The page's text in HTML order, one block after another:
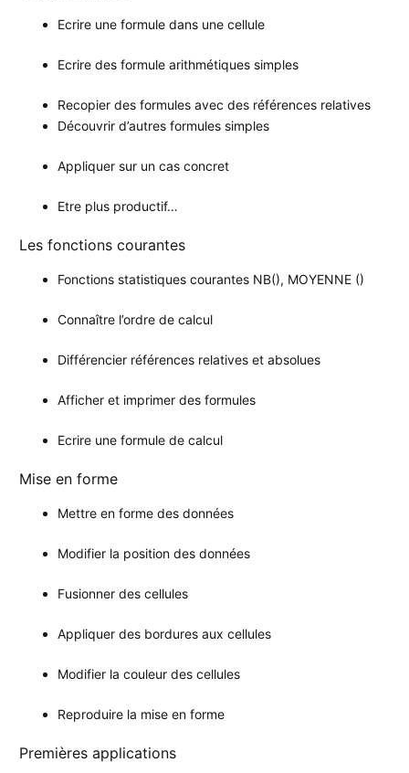
Ecrire une formule dans une cellule
Ecrire des formule arithmétiques simples
Recopier des formules avec des références relatives
Découvrir d’autres formules simples
Appliquer sur un cas concret
Etre plus productif…
Les fonctions courantes
Fonctions statistiques courantes NB(), MOYENNE ()
Connaître l’ordre de calcul
Différencier références relatives et absolues
Afficher et imprimer des formules
Ecrire une formule de calcul
Mise en forme
Mettre en forme des données
Modifier la position des données
Fusionner des cellules
Appliquer des bordures aux cellules
Modifier la couleur des cellules
Reproduire la mise en forme
Premières applications